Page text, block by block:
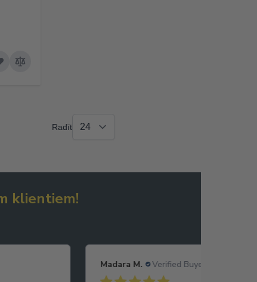
Radīt
klientiem!
Madara M. Verified Buyer